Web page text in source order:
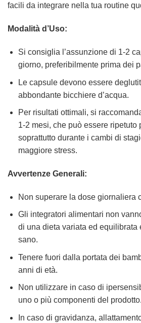
facili da integrare nella tua routine
Modalità d’Uso:
Si consiglia l’assunzione di 1-2
giorno, preferibilmente prima dei
Le capsule devono essere
abbondante bicchiere d’acqua.
Per risultati ottimali, si
1-2 mesi, che può essere ripetuto
soprattutto durante i cambi di
maggiore stress.
Avvertenze Generali:
Non superare la dose giornaliera
Gli integratori alimentari non
di una dieta variata ed equilibrata
sano.
Tenere fuori dalla portata dei
anni di età.
Non utilizzare in caso di
uno o più componenti del prodotto.
In caso di gravidanza,